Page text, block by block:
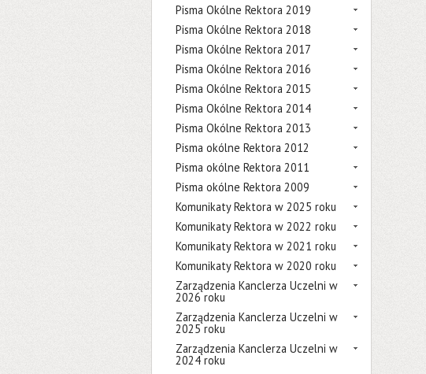
Pisma Okólne Rektora 2019
Pisma Okólne Rektora 2018
Pisma Okólne Rektora 2017
Pisma Okólne Rektora 2016
Pisma Okólne Rektora 2015
Pisma Okólne Rektora 2014
Pisma Okólne Rektora 2013
Pisma okólne Rektora 2012
Pisma okólne Rektora 2011
Pisma okólne Rektora 2009
Komunikaty Rektora w 2025 roku
Komunikaty Rektora w 2022 roku
Komunikaty Rektora w 2021 roku
Komunikaty Rektora w 2020 roku
Zarządzenia Kanclerza Uczelni w
2026 roku
Zarządzenia Kanclerza Uczelni w
2025 roku
Zarządzenia Kanclerza Uczelni w
2024 roku